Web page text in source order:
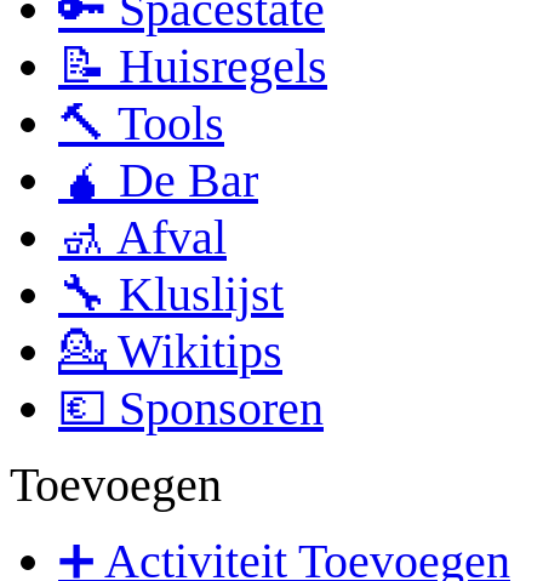
📝 Huisregels
🔨 Tools
🧉 De Bar
🚮 Afval
🔧 Kluslijst
💁 Wikitips
💶 Sponsoren
Toevoegen
➕ Activiteit Toevoegen